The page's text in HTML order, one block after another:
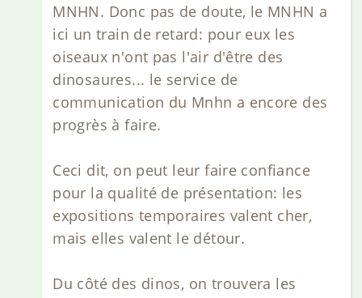
MNHN. Donc pas de doute, le MNHN a
ici un train de retard: pour eux les
oiseaux n'ont pas l'air d'être des
dinosaures... le service de
communication du Mnhn a encore des
progrès à faire.
Ceci dit, on peut leur faire confiance
pour la qualité de présentation: les
expositions temporaires valent cher,
mais elles valent le détour.
Du côté des dinos, on trouvera les